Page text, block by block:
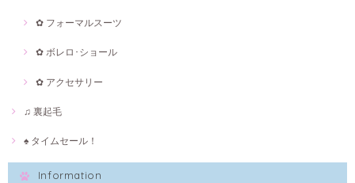
✿ フォーマルスーツ
✿ ボレロ･ショール
✿ アクセサリー
♫ 裏起毛
♠ タイムセール！
Information